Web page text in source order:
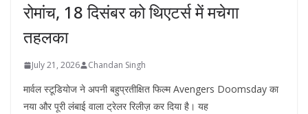
रोमांच, 18 दिसंबर को थिएटर्स में मचेगा
तहलका
July 21, 2026 Chandan Singh
मार्वल स्टूडियोज ने अपनी बहुप्रतीक्षित फिल्म Avengers Doomsday का
नया और पूरी लंबाई वाला ट्रेलर रिलीज़ कर दिया है। यह